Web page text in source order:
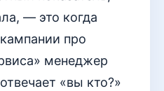
— это когда
про
менеджер
«вы кто?»